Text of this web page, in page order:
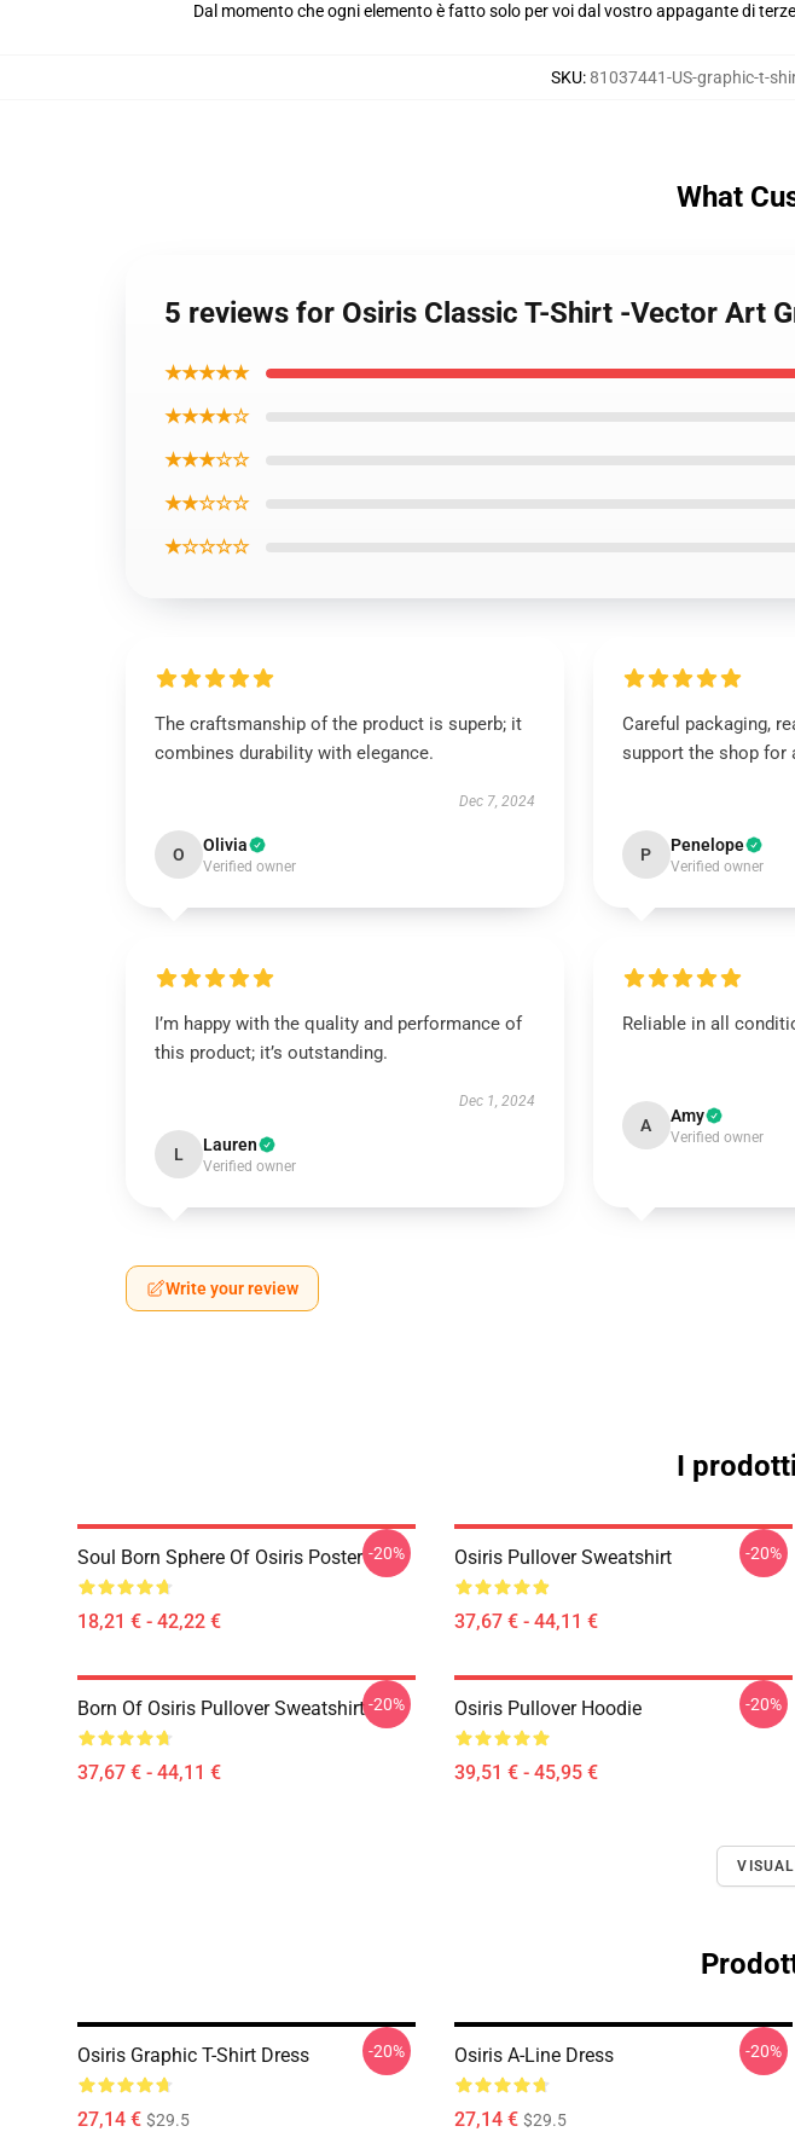
Dal momento che ogni elemento è fatto solo per voi dal vostro appagante di
SKU:81037441-US-graphic-t-
What
5 reviews for Osiris Classic T-Shirt -Vector Art
★★★★★
★★★★☆
★★★☆☆
★★☆☆☆
★☆☆☆☆
The craftsmanship of the product is superb; it
combines durability with elegance.
Dec 7, 2024
O Olivia
Verified owner
Careful packaging,
support the shop for
P Penelope
Verified owner
I’m happy with the quality and performance of
this product; it’s outstanding.
Dec 1, 2024
L Lauren
Verified owner
Reliable in all
A Amy
Verified owner
Write your review
I
Soul Born Sphere Of Osiris Poster
18,21 € - 42,22 €
-20% Osiris Pullover Sweatshirt
37,67 € - 44,11 €
-20%
Born Of Osiris Pullover Sweatshirt
37,67 € - 44,11 €
-20% Osiris Pullover Hoodie
39,51 € - 45,95 €
-20%
Osiris Graphic T-Shirt Dress
27,14 € $29.5
-20% Osiris A-Line Dress
27,14 € $29.5
-20%